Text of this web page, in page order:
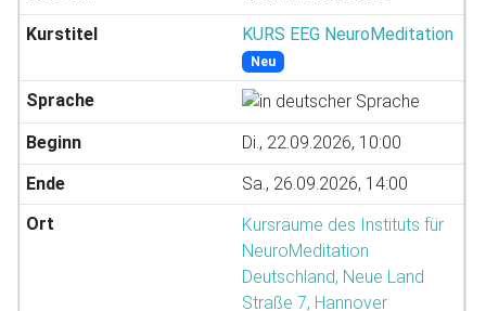
KURS EEG NeuroMeditation
Neu
Di., 22.09.2026, 10:00
Sa., 26.09.2026, 14:00
Kursräume des Instituts für
NeuroMeditation
Deutschland, Neue Land
Straße 7, Hannover